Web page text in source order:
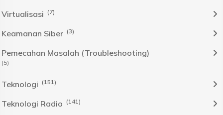
Virtualisasi (7)
Keamanan Siber (3)
Pemecahan Masalah (Troubleshooting)
(5)
Teknologi (151)
Teknologi Radio (141)